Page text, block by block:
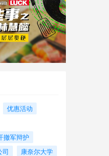
优惠活动
撤军辩护
司
康奈尔大学